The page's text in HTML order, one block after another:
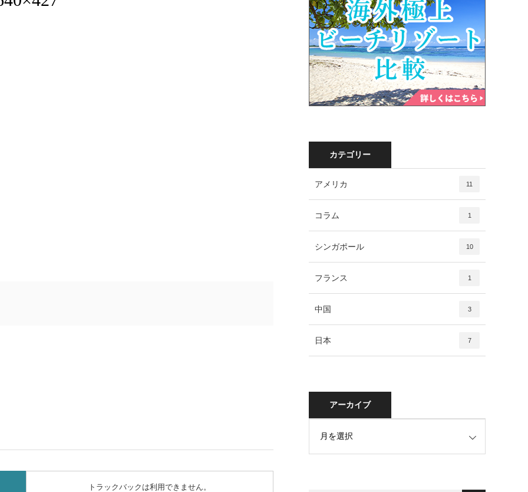
トラックバックは利用できません。
カテゴリー
アメリカ 11
コラム 1
シンガポール 10
フランス 1
中国 3
日本 7
アーカイブ